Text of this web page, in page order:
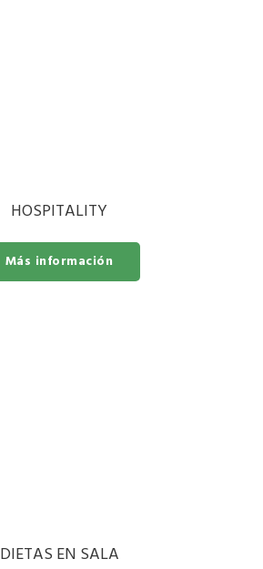
HOSPITALITY
Más información
DIETAS EN SALA